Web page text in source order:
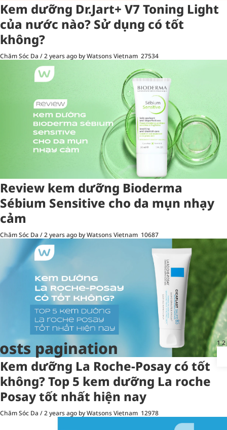
Kem dưỡng Dr.Jart+ V7 Toning Light
của nước nào? Sử dụng có tốt
không?
Chăm Sóc Da /2 years ago by Watsons Vietnam 27534
Review kem dưỡng Bioderma
Sébium Sensitive cho da mụn nhạy
cảm
Chăm Sóc Da /2 years ago by Watsons Vietnam 10687
Kem dưỡng La Roche-Posay có tốt
không? Top 5 kem dưỡng La roche
Posay tốt nhất hiện nay
Chăm Sóc Da /2 years ago by Watsons Vietnam 12978
pagination 12